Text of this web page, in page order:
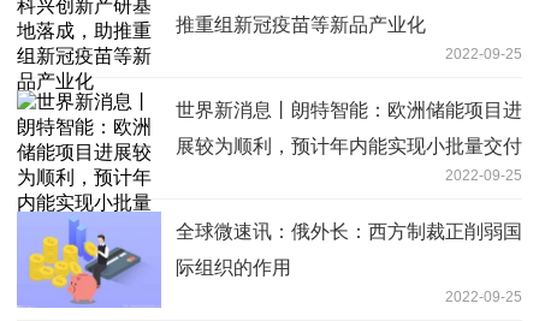
推重组新冠疫苗等新品产业化
2022-09-25
世界新消息丨朗特智能：欧洲储能项目进
展较为顺利，预计年内能实现小批量交付
2022-09-25
全球微速讯：俄外长：西方制裁正削弱国
际组织的作用
2022-09-25